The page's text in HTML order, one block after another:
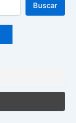
Buscar